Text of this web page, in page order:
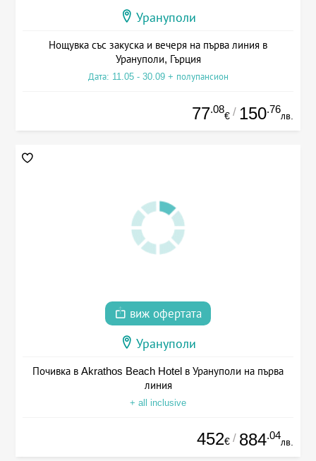
Урануполи
Нощувка със закуска и вечеря на първа линия в
Урануполи, Гърция
Дата: 11.05 - 30.09 + полупансион
77.08
€ / 150.76
лв.
виж офертата
Урануполи
Почивка в Akrathos Beach Hotel в Урануполи на първа
линия
+ all inclusive
452€ / 884.04
лв.